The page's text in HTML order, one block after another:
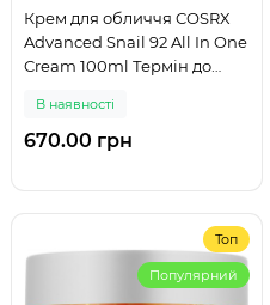
Крем для обличчя COSRX
Advanced Snail 92 All In One
Cream 100ml Термін до
В наявності
670.00 грн
Топ
Популярний